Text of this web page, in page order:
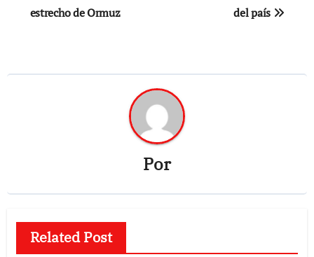
estrecho de Ormuz
del país
Por
Related Post